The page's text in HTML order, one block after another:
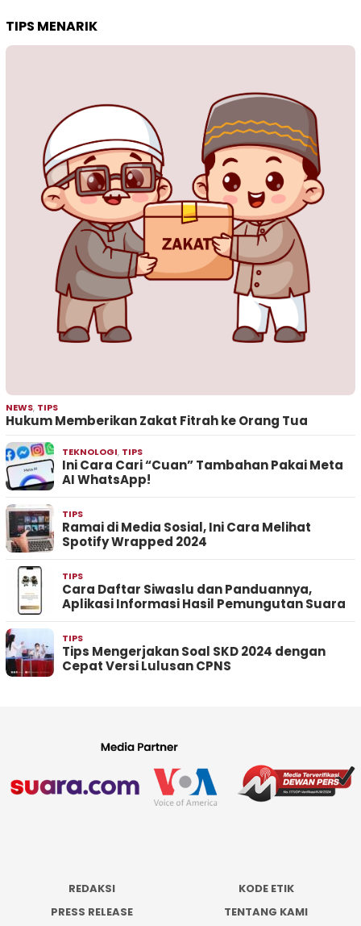
TIPS MENARIK
NEWS, TIPS
Hukum Memberikan Zakat Fitrah ke Orang Tua
TEKNOLOGI, TIPS
Ini Cara Cari “Cuan” Tambahan Pakai Meta
AI WhatsApp!
TIPS
Ramai di Media Sosial, Ini Cara Melihat
Spotify Wrapped 2024
TIPS
Cara Daftar Siwaslu dan Panduannya,
Aplikasi Informasi Hasil Pemungutan Suara
TIPS
Tips Mengerjakan Soal SKD 2024 dengan
Cepat Versi Lulusan CPNS
REDAKSI
KODE ETIK
PRESS RELEASE
TENTANG KAMI